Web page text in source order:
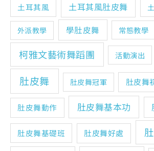
土耳其風 土耳其風肚皮舞
外派教學 學肚皮舞 常態教學
柯雅文藝術舞蹈團 活動演出
肚皮舞 肚皮舞冠軍 肚皮舞
肚皮舞動作 肚皮舞基本功
肚皮舞基礎班 肚皮舞好處